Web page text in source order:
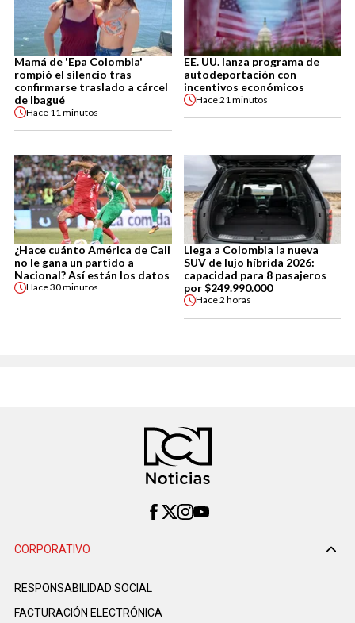
Mamá de 'Epa Colombia'
rompió el silencio tras
confirmarse traslado a cárcel
de Ibagué
Hace 11 minutos
EE. UU. lanza programa de
autodeportación con
incentivos económicos
Hace21 minutos
¿Hace cuánto América de Cali
no le gana un partido a
Nacional? Así están los datos
Hace30 minutos
Llega a Colombia la nueva
SUV de lujo híbrida 2026:
capacidad para 8 pasajeros
por $249.990.000
Hace2 horas
CORPORATIVO
RESPONSABILIDAD SOCIAL
FACTURACIÓN ELECTRÓNICA